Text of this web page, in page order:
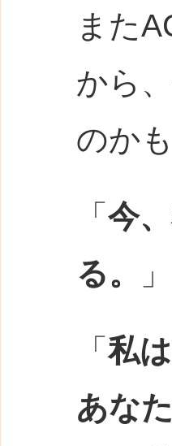
また
から
のか
「 今
る。
」
「私
あな